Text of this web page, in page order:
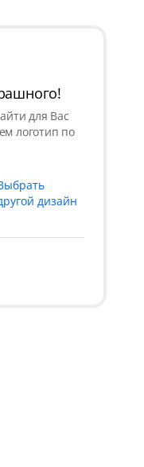
для Вас
логотип по
дизайн